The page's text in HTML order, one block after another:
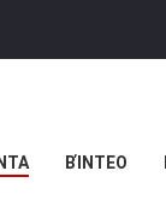
ΒΊΝΤΕΟ